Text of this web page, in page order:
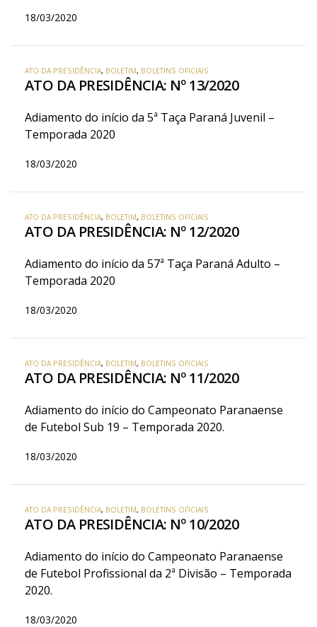
18/03/2020
ATO DA PRESIDÊNCIA, BOLETIM, BOLETINS OFICIAIS
ATO DA PRESIDÊNCIA: Nº 13/2020
Adiamento do início da 5ª Taça Paraná Juvenil –
Temporada 2020
18/03/2020
ATO DA PRESIDÊNCIA, BOLETIM, BOLETINS OFICIAIS
ATO DA PRESIDÊNCIA: Nº 12/2020
Adiamento do início da 57ª Taça Paraná Adulto –
Temporada 2020
18/03/2020
ATO DA PRESIDÊNCIA, BOLETIM, BOLETINS OFICIAIS
ATO DA PRESIDÊNCIA: Nº 11/2020
Adiamento do início do Campeonato Paranaense
de Futebol Sub 19 – Temporada 2020.
18/03/2020
ATO DA PRESIDÊNCIA, BOLETIM, BOLETINS OFICIAIS
ATO DA PRESIDÊNCIA: Nº 10/2020
Adiamento do início do Campeonato Paranaense
de Futebol Profissional da 2ª Divisão – Temporada
2020.
18/03/2020